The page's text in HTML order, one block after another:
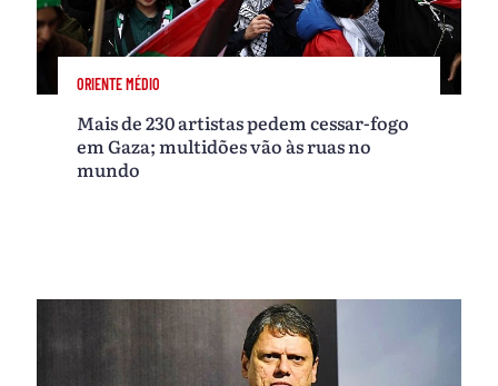
ORIENTE MÉDIO
Mais de 230 artistas pedem cessar-fogo
em Gaza; multidões vão às ruas no
mundo